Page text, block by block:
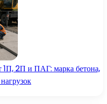
2П и ПАГ: марка бетона,